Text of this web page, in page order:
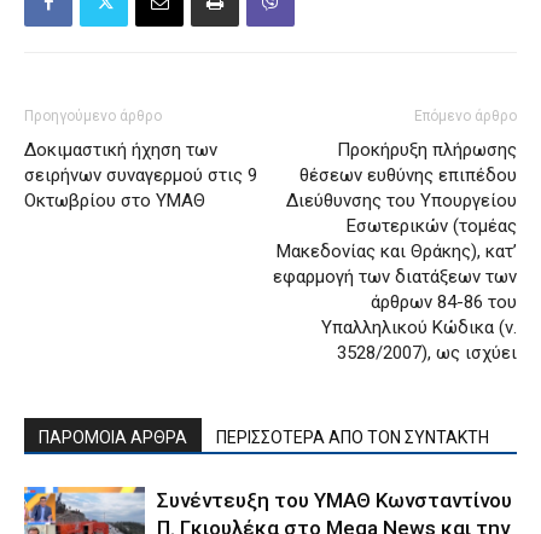
Προηγούμενο άρθρο
Δοκιμαστική ήχηση των
σειρήνων συναγερμού στις 9
Οκτωβρίου στο ΥΜΑΘ
Επόμενο άρθρο
Προκήρυξη πλήρωσης
θέσεων ευθύνης επιπέδου
Διεύθυνσης του Υπουργείου
Εσωτερικών (τομέας
Μακεδονίας και Θράκης), κατ’
εφαρμογή των διατάξεων των
άρθρων 84-86 του
Υπαλληλικού Κώδικα (ν.
3528/2007), ως ισχύει
ΠΑΡΟΜΟΙΑ ΑΡΘΡΑ ΠΕΡΙΣΣΟΤΕΡΑ ΑΠΟ ΤΟΝ ΣΥΝΤΑΚΤΗ
Συνέντευξη του ΥΜΑΘ Κωνσταντίνου
Π. Γκιουλέκα στο Mega News και την